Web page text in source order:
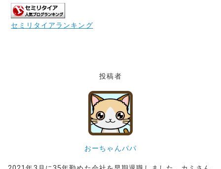
セミリタイアランキング
投稿者
おーちゃんパパ